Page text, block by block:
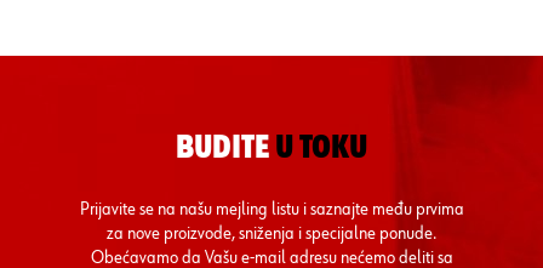
BUDITE U TOKU
Prijavite se na našu mejling listu i saznajte među prvima
za nove proizvode, sniženja i specijalne ponude.
Obećavamo da Vašu e-mail adresu nećemo deliti sa